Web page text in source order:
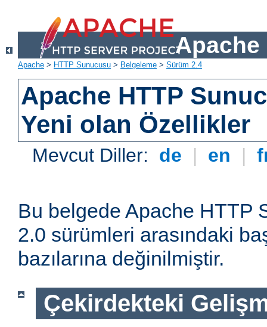
Apache
Apache > HTTP Sunucusu > Belgeleme > Sürüm 2.4
Apache HTTP
Yeni olan Özellikler
Mevcut Diller: de | en |
Bu belgede Apache HTTP
2.0 sürümleri arasındaki
bazılarına değinilmiştir.
Çekirdekteki